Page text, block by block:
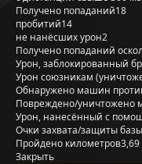
Получено попаданий18
пробитий14
не нанёсших урон2
Получено попаданий
Урон, заблокированный
Урон союзникам
Обнаружено машин
Повреждено/уничтожено
Урон, нанесённый с
Очки захвата/защиты базы
Пройдено километров3,69
Закрыть